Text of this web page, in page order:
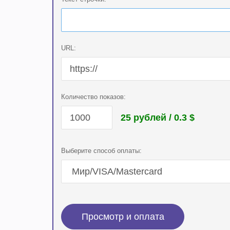
URL:
Количество показов:
25 рублей / 0.3 $
Выберите способ оплаты: